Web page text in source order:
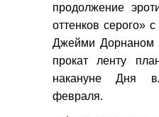
продолжение
оттенков серого»
Джейми Дорнаном
прокат ленту
накануне Дня
февраля.